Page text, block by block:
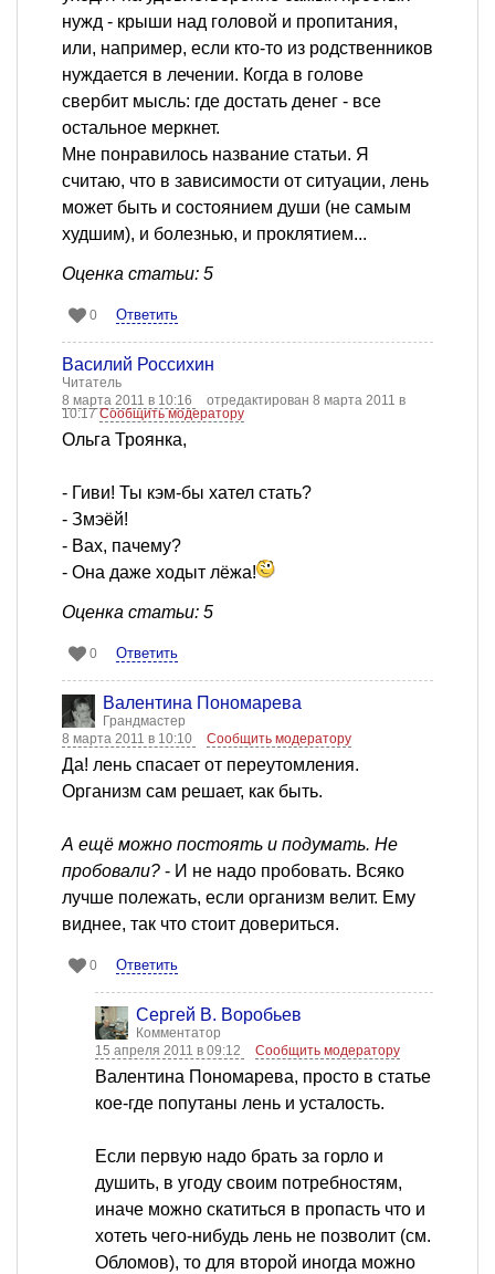
нужд - крыши над головой и пропитания,
или, например, если кто-то из родственников
нуждается в лечении. Когда в голове
свербит мысль: где достать денег - все
остальное меркнет.
Мне понравилось название статьи. Я
считаю, что в зависимости от ситуации, лень
может быть и состоянием души (не самым
худшим), и болезнью, и проклятием...
Оценка статьи: 5
0 Ответить
Василий Россихин
Читатель
8 марта 2011 в 10:16
отредактирован 8 марта 2011 в
10:17Сообщить модератору
Ольга Троянка,
- Гиви! Ты кэм-бы хател стать?
- Змэёй!
- Вах, пачему?
- Она даже ходыт лёжа!
Оценка статьи: 5
0 Ответить
Валентина Пономарева
Грандмастер
8 марта 2011 в 10:10
Сообщить модератору
Да! лень спасает от переутомления.
Организм сам решает, как быть.
А ещё можно постоять и подумать. Не
пробовали? - И не надо пробовать. Всяко
лучше полежать, если организм велит. Ему
виднее, так что стоит довериться.
0 Ответить
Сергей В. Воробьев
Комментатор
15 апреля 2011 в 09:12
Сообщить модератору
Валентина Пономарева, просто в статье
кое-где попутаны лень и усталость.
Если первую надо брать за горло и
душить, в угоду своим потребностям,
иначе можно скатиться в пропасть что и
хотеть чего-нибудь лень не позволит (см.
Обломов), то для второй иногда можно